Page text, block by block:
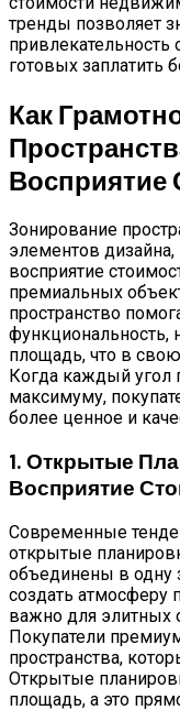
тренды позволяет
привлекательность
готовых заплатить
Как
Восприятие
Зонирование
элементов
восприятие
премиальных
пространство
функциональность,
площадь, что в
Когда каждый угол
максимуму,
более ценное и
1. Открытые
Восприятие
Современные
открытые
объединены в одну
создать атмосферу
важно для элитных
Покупатели
пространства,
Открытые
площадь, а это